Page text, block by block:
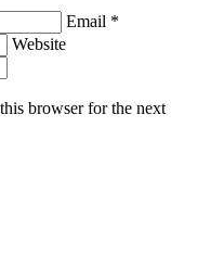
Email *
Website
browser for the next